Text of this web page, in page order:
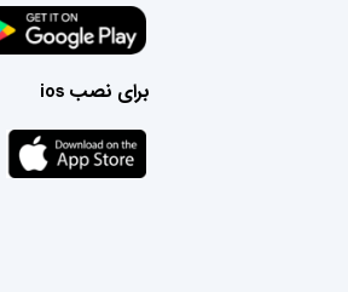
برای نصب ios